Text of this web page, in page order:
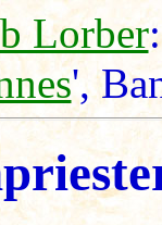
Lorber
',